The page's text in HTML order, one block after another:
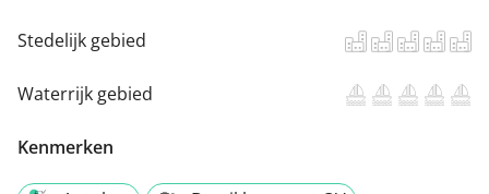
Stedelijk gebied
Waterrijk gebied
Kenmerken